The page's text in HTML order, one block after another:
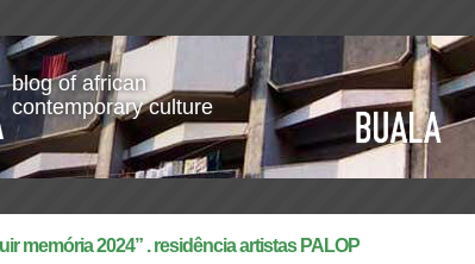
blog of african
contemporary culture
memória 2024” . residência artistas PALOP